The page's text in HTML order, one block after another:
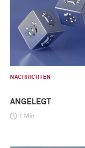
NACHRICHTEN
ANGELEGT
1 Min